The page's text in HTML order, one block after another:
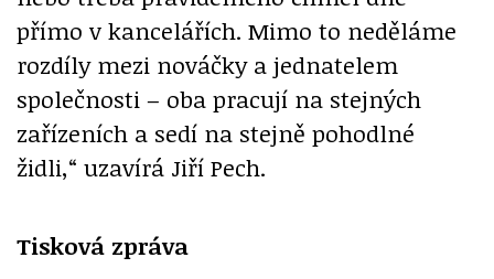
přímo v kancelářích. Mimo to neděláme
rozdíly mezi nováčky a jednatelem
společnosti – oba pracují na stejných
zařízeních a sedí na stejně pohodlné
židli,“ uzavírá Jiří Pech.
Tisková zpráva